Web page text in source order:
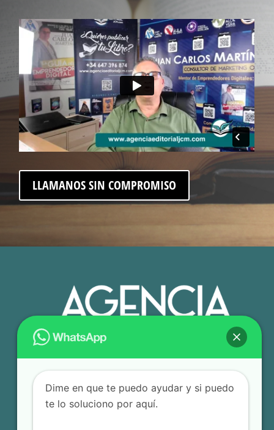
LLAMANOS SIN COMPROMISO
Dime en que te puedo ayudar y si puedo
te lo soluciono por aquí.